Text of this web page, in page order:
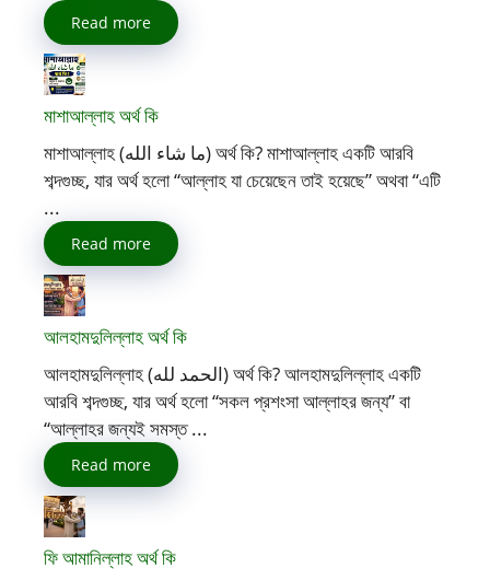
Read more
মাশাআল্লাহ অর্থ কি
মাশাআল্লাহ (ما شاء الله) অর্থ কি? মাশাআল্লাহ একটি আরবি
শব্দগুচ্ছ, যার অর্থ হলো “আল্লাহ যা চেয়েছেন তাই হয়েছে” অথবা “এটি
...
Read more
আলহামদুলিল্লাহ অর্থ কি
আলহামদুলিল্লাহ (الحمد لله) অর্থ কি? আলহামদুলিল্লাহ একটি
আরবি শব্দগুচ্ছ, যার অর্থ হলো “সকল প্রশংসা আল্লাহর জন্য” বা
“আল্লাহর জন্যই সমস্ত ...
Read more
ফি আমানিল্লাহ অর্থ কি